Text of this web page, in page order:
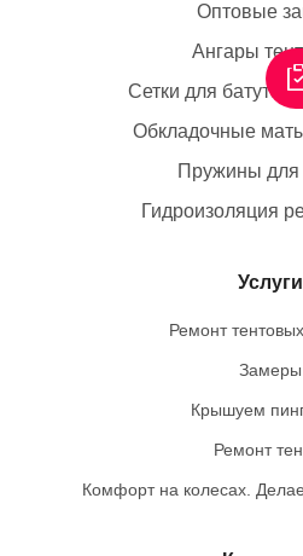
Оптовые
Ангары
Сетки для батута
Обкладочные
Пружины для
Гидроизоляция
Услуги
Ремонт
Замеры
Крышуем
Ремонт
Комфорт на колесах.